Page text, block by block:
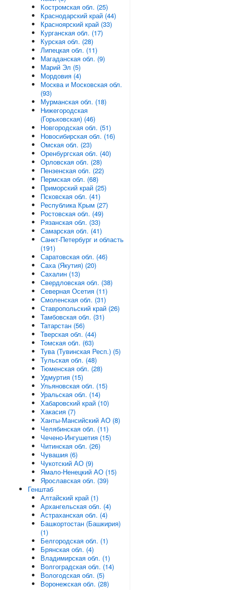
Костромская обл. (25)
Краснодарский край (44)
Красноярский край (33)
Курганская обл. (17)
Курская обл. (28)
Липецкая обл. (11)
Магаданская обл. (9)
Марий Эл (5)
Мордовия (4)
Москва и Московская обл.
(93)
Мурманская обл. (18)
Нижегородская
(Горьковская) (46)
Новгородская обл. (51)
Новосибирская обл. (16)
Омская обл. (23)
Оренбургская обл. (40)
Орловская обл. (28)
Пензенская обл. (22)
Пермская обл. (68)
Приморский край (25)
Псковская обл. (41)
Республика Крым (27)
Ростовская обл. (49)
Рязанская обл. (33)
Самарская обл. (41)
Санкт-Петербург и область
(191)
Саратовская обл. (46)
Саха (Якутия) (20)
Сахалин (13)
Свердловская обл. (38)
Северная Осетия (11)
Смоленская обл. (31)
Ставропольский край (26)
Тамбовская обл. (31)
Татарстан (56)
Тверская обл. (44)
Томская обл. (63)
Тува (Тувинская Респ.) (5)
Тульская обл. (48)
Тюменская обл. (28)
Удмуртия (15)
Ульяновская обл. (15)
Уральская обл. (14)
Хабаровский край (10)
Хакасия (7)
Ханты-Мансийский АО (8)
Челябинская обл. (11)
Чечено-Ингушетия (15)
Читинская обл. (26)
Чувашия (6)
Чукотский АО (9)
Ямало-Ненецкий АО (15)
Ярославская обл. (39)
Генштаб
Алтайский край (1)
Архангельская обл. (4)
Астраханская обл. (4)
Башкортостан (Башкирия)
(1)
Белгородская обл. (1)
Брянская обл. (4)
Владимирская обл. (1)
Волгоградская обл. (14)
Вологодская обл. (5)
Воронежская обл. (28)